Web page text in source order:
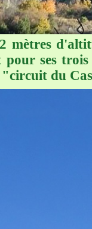
mètres
pour ses
"circuit du